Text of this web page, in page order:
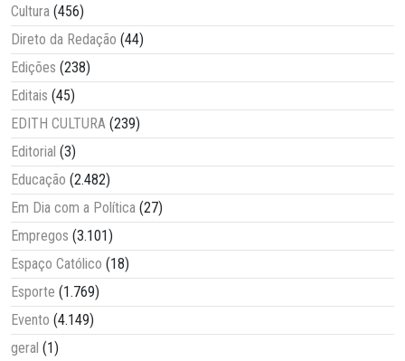
Cultura (456)
Direto da Redação (44)
Edições (238)
Editais (45)
EDITH CULTURA (239)
Editorial (3)
Educação (2.482)
Em Dia com a Política (27)
Empregos (3.101)
Espaço Católico (18)
Esporte (1.769)
Evento (4.149)
geral (1)